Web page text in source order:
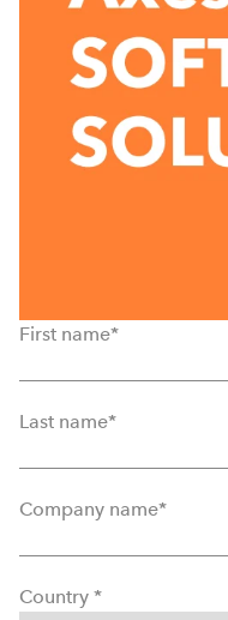
First name*
Last name*
Company name*
Country *